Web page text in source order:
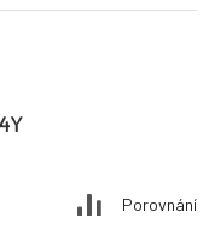
Porovnání